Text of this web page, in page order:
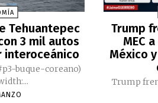
Tehuantepec
3 mil autos
interoceánico
buque-coreano)
{ width:...
Trump
MEC
México
Trump